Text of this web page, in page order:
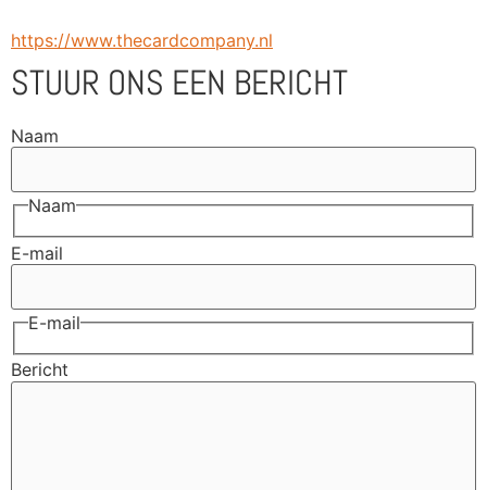
https://www.thecardcompany.nl
STUUR ONS EEN BERICHT
Naam
Naam
E-mail
E-mail
Bericht